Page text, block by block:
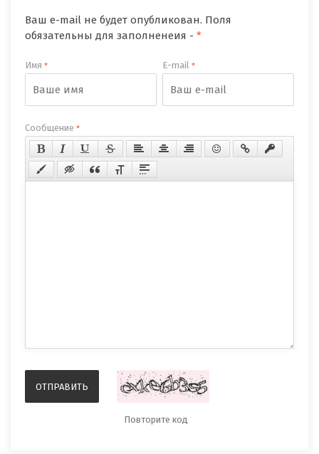
Ваш e-mail не будет опубликован. Поля
обязательны для заполненеия - *
Имя * E-mail*
Сообщение *